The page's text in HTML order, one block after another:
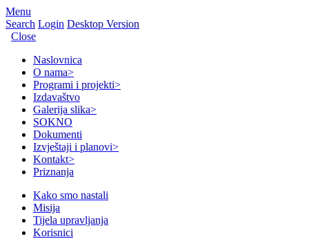
Menu
Search Login Desktop Version
Close
Naslovnica
O nama>
Programi i projekti>
Izdavaštvo
Galerija slika>
SOKNO
Dokumenti
Izvještaji i planovi>
Kontakt>
Priznanja
Kako smo nastali
Misija
Tijela upravljanja
Korisnici